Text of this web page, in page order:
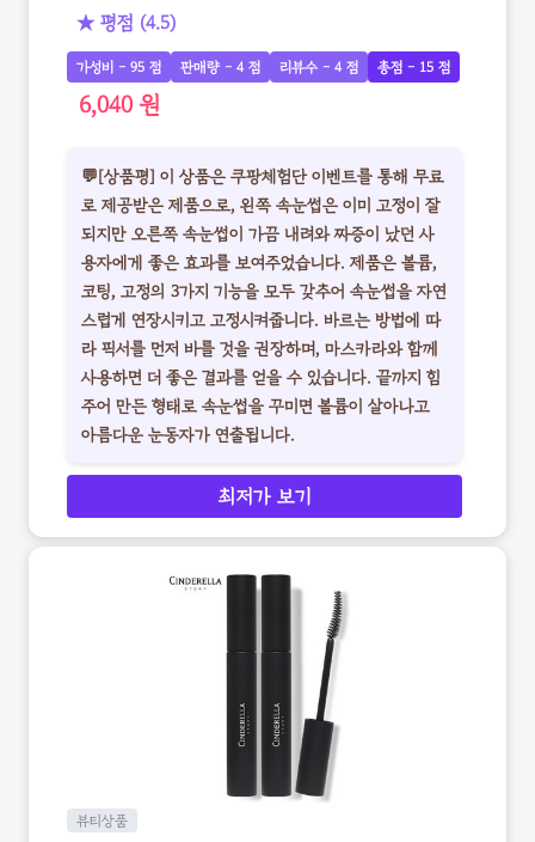
★ 평점 (4.5)
가성비 - 95 점 판매량 - 4 점 리뷰수 - 4 점 총점 - 15 점
6,040 원
💬[상품평] 이 상품은 쿠팡체험단 이벤트를 통해 무료
로 제공받은 제품으로, 왼쪽 속눈썹은 이미 고정이 잘
되지만 오른쪽 속눈썹이 가끔 내려와 짜증이 났던 사
용자에게 좋은 효과를 보여주었습니다. 제품은 볼륨,
코팅, 고정의 3가지 기능을 모두 갖추어 속눈썹을 자연
스럽게 연장시키고 고정시켜줍니다. 바르는 방법에 따
라 픽서를 먼저 바를 것을 권장하며, 마스카라와 함께
사용하면 더 좋은 결과를 얻을 수 있습니다. 끝까지 힘
주어 만든 형태로 속눈썹을 꾸미면 볼륨이 살아나고
아름다운 눈동자가 연출됩니다.
최저가 보기
뷰티상품